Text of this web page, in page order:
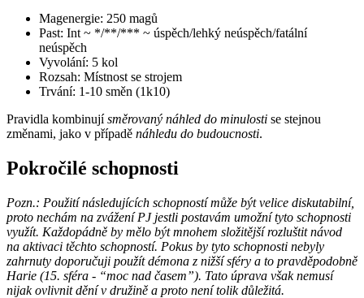
Magenergie: 250 magů
Past: Int ~ */**/*** ~ úspěch/lehký neúspěch/fatální
neúspěch
Vyvolání: 5 kol
Rozsah: Místnost se strojem
Trvání: 1-10 směn (1k10)
Pravidla kombinujísměrovaný náhled do minulosti se stejnou
změnami, jako v případě náhledu do budoucnosti.
Pokročilé schopnosti
Pozn.: Použití následujících schopností může být velice diskutabilní,
proto nechám na zvážení PJ jestli postavám umožní tyto schopnosti
využít. Každopádně by mělo být mnohem složitější rozluštit návod
na aktivaci těchto schopností. Pokus by tyto schopnosti nebyly
zahrnuty doporučuji použít démona z nižší sféry a to pravděpodobně
Harie (15. sféra - “moc nad časem”). Tato úprava však nemusí
nijak ovlivnit dění v družině a proto není tolik důležitá.